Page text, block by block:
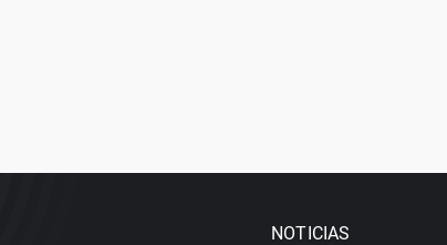
NOTICIAS